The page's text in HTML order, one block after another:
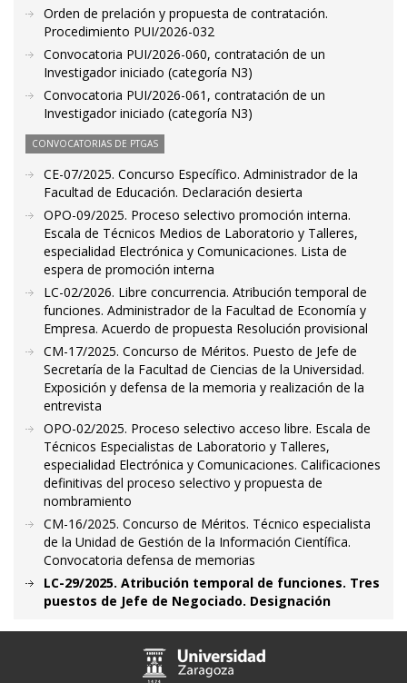
Orden de prelación y propuesta de contratación.
Procedimiento PUI/2026-032
Convocatoria PUI/2026-060, contratación de un
Investigador iniciado (categoría N3)
Convocatoria PUI/2026-061, contratación de un
Investigador iniciado (categoría N3)
CONVOCATORIAS DE PTGAS
CE-07/2025. Concurso Específico. Administrador de la
Facultad de Educación. Declaración desierta
OPO-09/2025. Proceso selectivo promoción interna.
Escala de Técnicos Medios de Laboratorio y Talleres,
especialidad Electrónica y Comunicaciones. Lista de
espera de promoción interna
LC-02/2026. Libre concurrencia. Atribución temporal de
funciones. Administrador de la Facultad de Economía y
Empresa. Acuerdo de propuesta Resolución provisional
CM-17/2025. Concurso de Méritos. Puesto de Jefe de
Secretaría de la Facultad de Ciencias de la Universidad.
Exposición y defensa de la memoria y realización de la
entrevista
OPO-02/2025. Proceso selectivo acceso libre. Escala de
Técnicos Especialistas de Laboratorio y Talleres,
especialidad Electrónica y Comunicaciones. Calificaciones
definitivas del proceso selectivo y propuesta de
nombramiento
CM-16/2025. Concurso de Méritos. Técnico especialista
de la Unidad de Gestión de la Información Científica.
Convocatoria defensa de memorias
LC-29/2025. Atribución temporal de funciones. Tres
puestos de Jefe de Negociado. Designación